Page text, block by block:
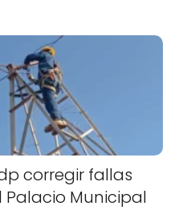
corregir fallas
Palacio Municipal